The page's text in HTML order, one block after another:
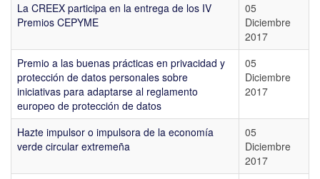
La CREEX participa en la entrega de los IV
Premios CEPYME
05
Diciembre
2017
Premio a las buenas prácticas en privacidad y
protección de datos personales sobre
iniciativas para adaptarse al reglamento
europeo de protección de datos
05
Diciembre
2017
Hazte impulsor o impulsora de la economía
verde circular extremeña
05
Diciembre
2017